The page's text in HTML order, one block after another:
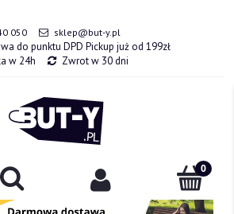
050 sklep@but-y.pl
do punktu DPD Pickup już od 199zł
w 24h
Zwrot w 30 dni